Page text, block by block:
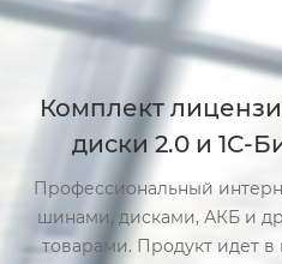
Комплект
диски 2.0 и 1С-
Профессиональный
шинами, дисками, АКБ и
товарами. Продукт идет в